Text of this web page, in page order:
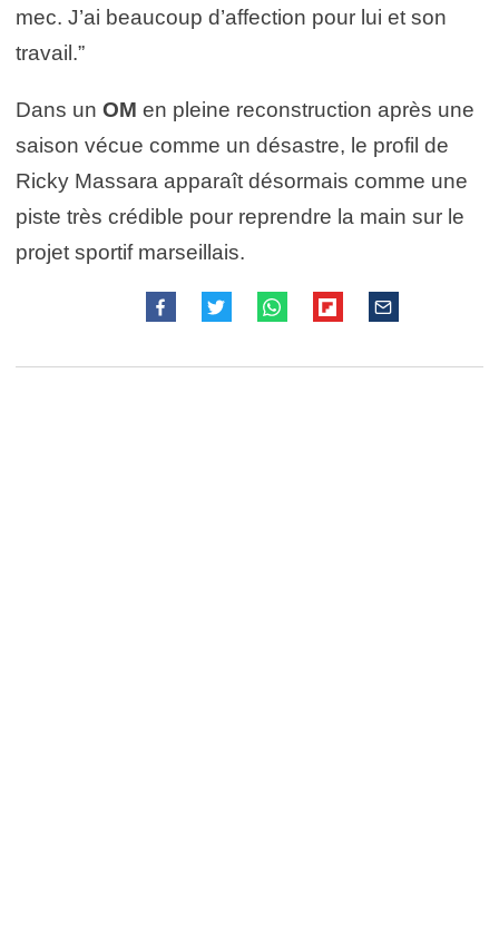
mec. J’ai beaucoup d’affection pour lui et son
travail.”
Dans un OM en pleine reconstruction après une
saison vécue comme un désastre, le profil de
Ricky Massara apparaît désormais comme une
piste très crédible pour reprendre la main sur le
projet sportif marseillais.